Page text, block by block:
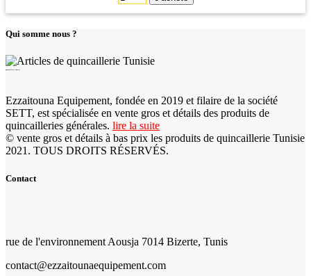
Qui somme nous ?
Ezzaitouna Equipement, fondée en 2019 et filaire de la société
SETT, est spécialisée en vente gros et détails des produits de
quincailleries générales. lire la suite
© vente gros et détails à bas prix les produits de quincaillerie Tunisie
2021. TOUS DROITS RÉSERVÉS.
Contact
rue de l'environnement Aousja 7014 Bizerte, Tunis
contact@ezzaitounaequipement.com